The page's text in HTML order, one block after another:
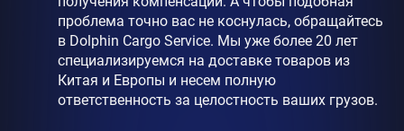
проблема точно вас не коснулась, обращайтесь
в Dolphin Cargo Service. Мы уже более 20 лет
специализируемся на доставке товаров из
Китая и Европы и несем полную
ответственность за целостность ваших грузов.